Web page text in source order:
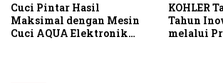
Cuci Pintar Hasil
Maksimal dengan Mesin
Cuci AQUA Elektronik
KOHLER
Tahun
melalui